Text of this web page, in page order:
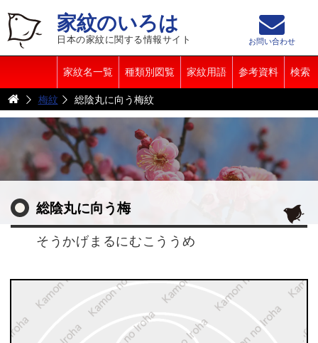
家紋のいろは
日本の家紋に関する情報サイト
家紋名一覧 種類別図覧 家紋用語 参考資料 検索
お問い合わせ
梅紋 総陰丸に向う梅紋
総陰丸に向う梅
そうかげまるにむこううめ